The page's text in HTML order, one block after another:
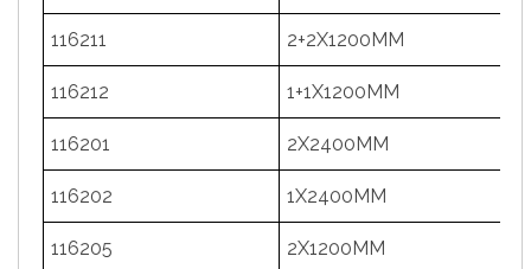
116211 2+2X1200MM
116212 1+1X1200MM
116201 2X2400MM
116202 1X2400MM
116205 2X1200MM